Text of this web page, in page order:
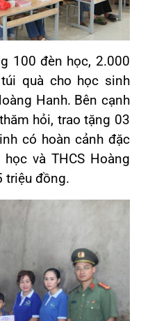
100 đèn học, 2.000
quàcho học sinh
Hanh. Bên cạnh
hỏi, trao tặng 03
có hoàn cảnh đặc
và THCS Hoàng
triệu đồng.